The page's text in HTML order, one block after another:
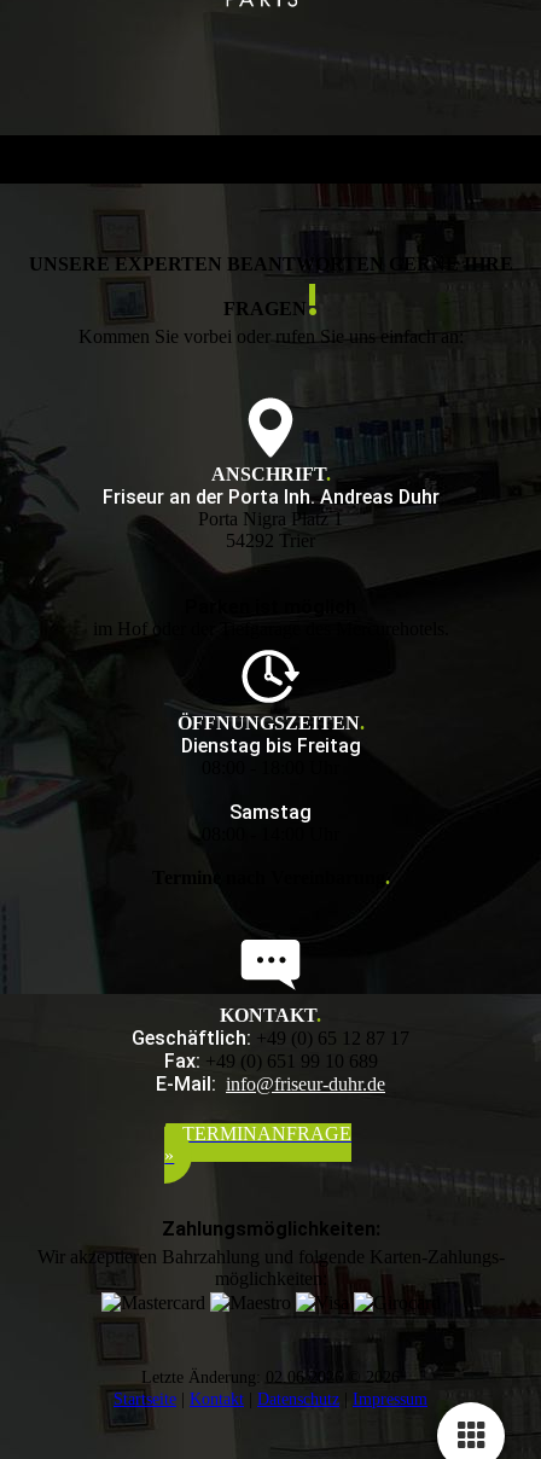
UNSERE EXPERTEN BEANTWORTEN GERNE IHRE
FRAGEN!
Kommen Sie vorbei oder rufen Sie uns einfach an:
ANSCHRIFT.
Friseur an der Porta Inh. Andreas Duhr
Porta Nigra Platz 1
54292 Trier
im Hof oder der Tiefgarage des Mercurehotels.
ÖFFNUNGSZEITEN.
Dienstag bis Freitag
Samstag
.
KONTAKT.
Geschäftlich: +49 (0) 65 12 87 17
Fax: +49 (0) 651 99 10 689
E-Mail: info@friseur-duhr.de
TERMINANFRAGE
»
Zahlungsmöglichkeiten:
Wir akzeptieren Bahrzahlung und folgende Karten-Zahlungs­
möglichkeiten:
Letzte Änderung: 02.06.2026 © 2026
Startseite
Kontakt Daten­schutz Impressum